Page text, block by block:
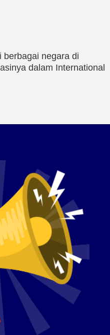
berbagai negara di
dalam International